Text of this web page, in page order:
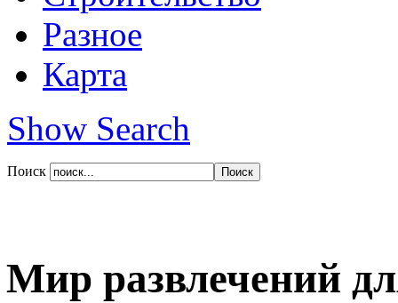
Разное
Карта
Show Search
Поиск
Мир развлечений